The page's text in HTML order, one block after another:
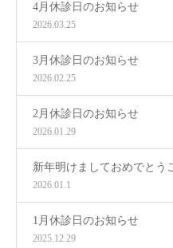
4月休診日のお知らせ
2026.03.25
3月休診日のお知らせ
2026.02.25
2月休診日のお知らせ
2026.01.29
新年明けましておめでとう
2026.01.1
1月休診日のお知らせ
2025.12.29